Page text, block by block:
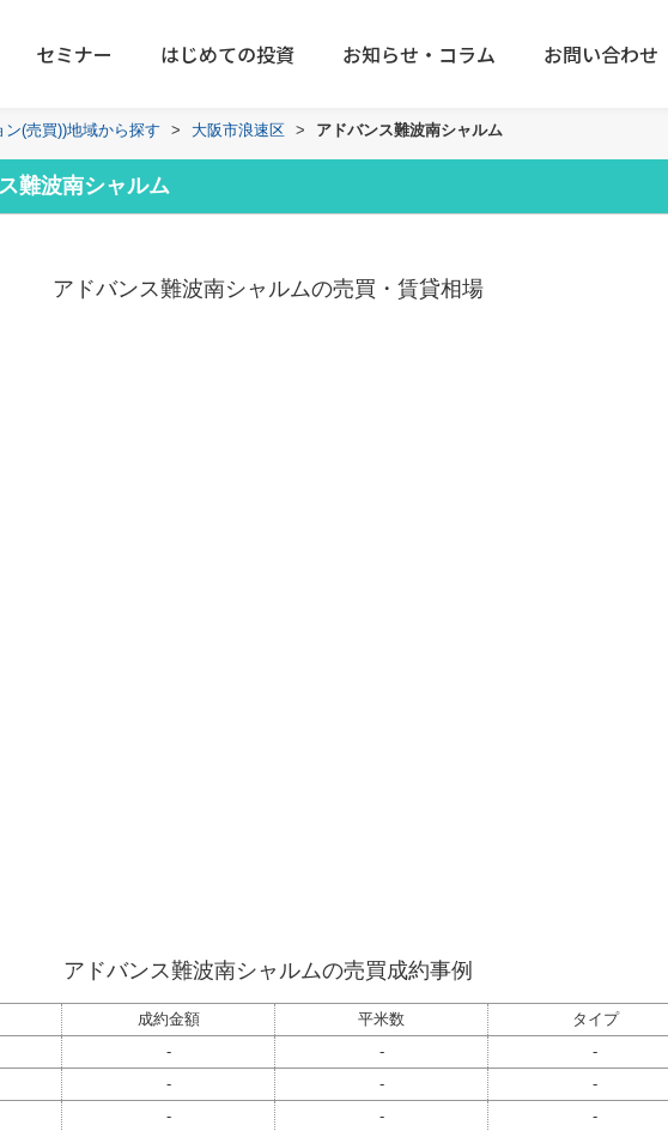
セミナー はじめての投資 お知らせ・コラム お問い合わせ
ン(売買))地域から探す > 大阪市浪速区 > アドバンス難波南シャルム
難波南シャルム
アドバンス難波南シャルムの売買・賃貸相場
アドバンス難波南シャルムの売買成約事例
成約金額 平米数
タイプ
- -
-
- -
-
- -
-